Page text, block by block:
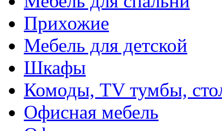
Прихожие
Мебель для детской
Шкафы
Комоды, TV тумбы,
Офисная мебель